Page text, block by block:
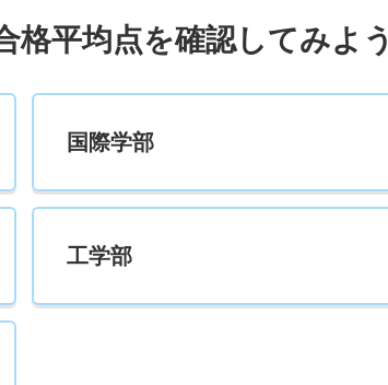
格平均点を確認してみよう
国際学部
工学部